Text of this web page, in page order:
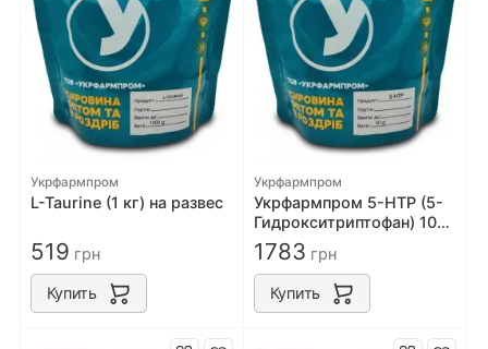
Укрфармпром
L-Taurine (1 кг) на развес
519 грн
Купить
Укрфармпром
Укрфармпром 5-HTP (5-
Гидрокситриптофан) 100
грамм на развес
1783 грн
Купить